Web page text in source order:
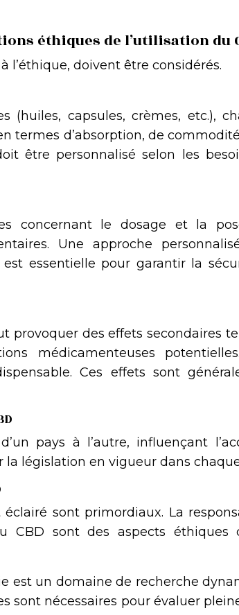
éthiques de l’utilisation du
l’éthique, doivent être considérés.
(huiles, capsules, crèmes, etc.),
termes d’absorption, de
être personnalisé selon les
concernant le dosage et la
Une approche
essentielle pour garantir la
provoquer des effets secondaires
médicamenteuses
Ces effets sont
pays à l’autre, influençant
la législation en vigueur dans
sont primordiaux. La
CBD sont des aspects éthiques
est un domaine de recherche
sont nécessaires pour évaluer